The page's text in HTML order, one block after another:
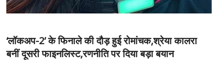
‘लॉकअप-2’ के फिनाले की दौड़ हुई रोमांचक,श्रेया कालरा
बनीं दूसरी फाइनलिस्ट,रणनीति पर दिया बड़ा बयान